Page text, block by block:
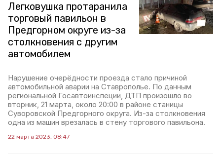
Легковушка протаранила
торговый павильон в
Предгорном округе из-за
столкновения с другим
автомобилем
Нарушение очерёдности проезда стало причиной
автомобильной аварии на Ставрополье. По данным
региональной Госавтоинспеции, ДТП произошло во
вторник, 21 марта, около 20:00 в районе станицы
Суворовской Предгорного округа. Из-за столкновения
одна из машин врезалась в стену торгового павильона.
22 марта 2023, 08:47